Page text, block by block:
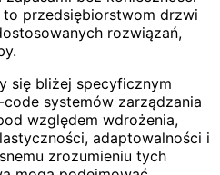
przedsiębiorstwom drzwi
rozwiązań,
się bliżej specyficznym
systemów zarządzania
względem wdrożenia,
adaptowalności i
zrozumieniu tych